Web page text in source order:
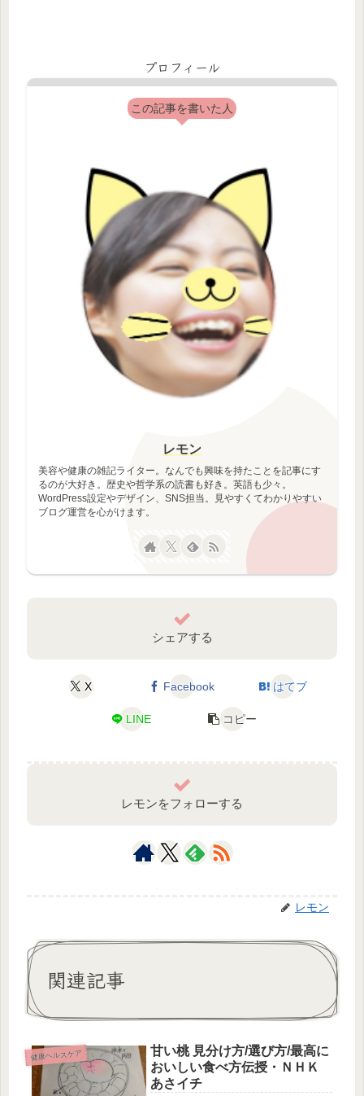
プロフィール
この記事を書いた人
レモン
美容や健康の雑記ライター。なんでも興味を持たことを記事にす
るのが大好き。歴史や哲学系の読書も好き。英語も少々。
WordPress設定やデザイン、SNS担当。見やすくてわかりやすい
ブログ運営を心がけます。
シェアする
X Facebook はてブ
LINE コピー
レモンをフォローする
レモン
関連記事
健康ヘルスケア
甘い桃 見分け方/選び方/最高に
おいしい食べ方伝授・ＮＨＫ
あさイチ